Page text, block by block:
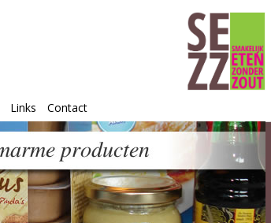
Links Contact